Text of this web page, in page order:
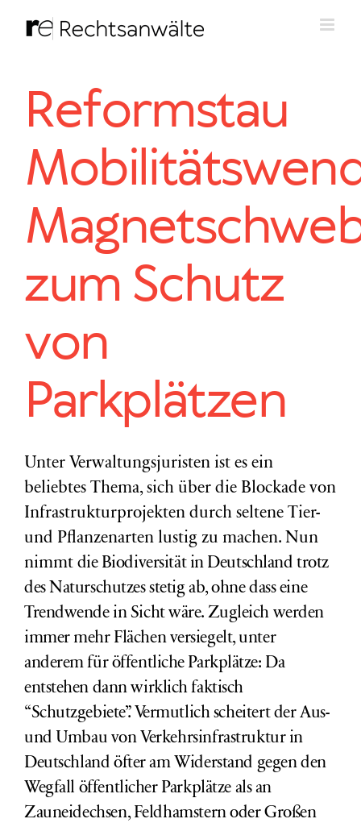
Inhalt
Reformstau
zum Schutz
von
Parkplätzen
Unter Verwaltungsjuristen ist es ein
beliebtes Thema, sich über die Blockade von
Infrastrukturprojekten durch seltene Tier-
und Pflanzenarten lustig zu machen. Nun
nimmt die Biodiversität in Deutschland trotz
des Naturschutzes stetig ab, ohne dass eine
Trendwende in Sicht wäre. Zugleich werden
immer mehr Flächen versiegelt, unter
anderem für öffentliche Parkplätze: Da
entstehen dann wirklich faktisch
“Schutzgebiete”. Vermutlich scheitert der Aus-
und Umbau von Verkehrsinfrastruktur in
Deutschland öfter am Widerstand gegen den
Wegfall öffentlicher Parkplätze als an
Zauneidechsen, Feldhamstern oder Großen